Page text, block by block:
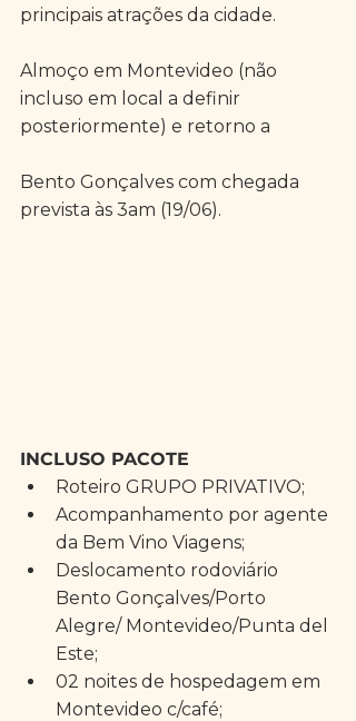
principais atrações da cidade.
Almoço em Montevideo (não
incluso em local a definir
posteriormente) e retorno a
Bento Gonçalves com chegada
prevista às 3am (19/06).
INCLUSO PACOTE
Roteiro GRUPO PRIVATIVO;
Acompanhamento por agente
da Bem Vino Viagens;
Deslocamento rodoviário
Bento Gonçalves/Porto
Alegre/ Montevideo/Punta del
Este;
02 noites de hospedagem em
Montevideo c/café;